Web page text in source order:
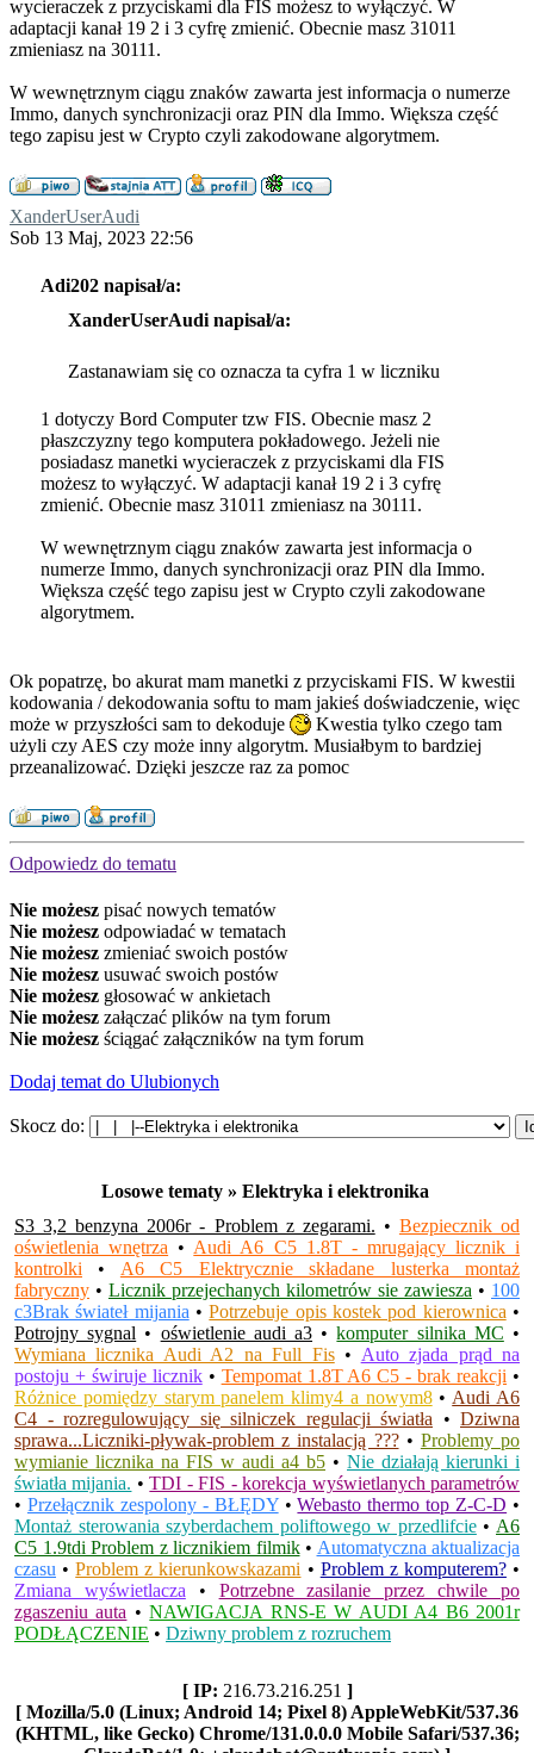
wycieraczek z przyciskami dla FIS możesz to wyłączyć. W
adaptacji kanał 19 2 i 3 cyfrę zmienić. Obecnie masz 31011
zmieniasz na 30111.
W wewnętrznym ciągu znaków zawarta jest informacja o numerze
Immo, danych synchronizacji oraz PIN dla Immo. Większa część
tego zapisu jest w Crypto czyli zakodowane algorytmem.
XanderUserAudi
Sob 13 Maj, 2023 22:56
Adi202 napisał/a:
XanderUserAudi napisał/a:
Zastanawiam się co oznacza ta cyfra 1 w liczniku
1 dotyczy Bord Computer tzw FIS. Obecnie masz 2
płaszczyzny tego komputera pokładowego. Jeżeli nie
posiadasz manetki wycieraczek z przyciskami dla FIS
możesz to wyłączyć. W adaptacji kanał 19 2 i 3 cyfrę
zmienić. Obecnie masz 31011 zmieniasz na 30111.
W wewnętrznym ciągu znaków zawarta jest informacja o
numerze Immo, danych synchronizacji oraz PIN dla Immo.
Większa część tego zapisu jest w Crypto czyli zakodowane
algorytmem.
Ok popatrzę, bo akurat mam manetki z przyciskami FIS. W kwestii
kodowania / dekodowania softu to mam jakieś doświadczenie, więc
może w przyszłości sam to dekoduje
Kwestia tylko czego tam
użyli czy AES czy może inny algorytm. Musiałbym to bardziej
przeanalizować. Dzięki jeszcze raz za pomoc
Odpowiedz do tematu
Nie możesz pisać nowych tematów
Nie możesz odpowiadać w tematach
Nie możesz zmieniać swoich postów
Nie możesz usuwać swoich postów
Nie możesz głosować w ankietach
Nie możesz załączać plików na tym forum
Nie możesz ściągać załączników na tym forum
Dodaj temat do Ulubionych
Skocz do:
Losowe tematy » Elektryka i elektronika
S3 3,2 benzyna 2006r - Problem z zegarami. • Bezpiecznik od
oświetlenia wnętrza • Audi A6 C5 1.8T - mrugający licznik i
kontrolki • A6 C5 Elektrycznie składane lusterka montaż
fabryczny • Licznik przejechanych kilometrów sie zawiesza • 100
c3Brak świateł mijania •Potrzebuje opis kostek pod kierownica •
Potrojny sygnal • oświetlenie audi a3 •komputer silnika MC •
Wymiana licznika Audi A2 na Full Fis• Auto zjada prąd na
postoju + świruje licznik• Tempomat 1.8T A6 C5 - brak reakcji •
Różnice pomiędzy starym panelem klimy4 a nowym8• Audi A6
C4 - rozregulowujący się silniczek regulacji światła • Dziwna
sprawa...Liczniki-pływak-problem z instalacją ???• Problemy po
wymianie licznika na FIS w audi a4 b5 • Nie działają kierunki i
światła mijania. •TDI - FIS - korekcja wyświetlanych parametrów
• Przełącznik zespolony - BŁĘDY•Webasto thermo top Z-C-D •
Montaż sterowania szyberdachem poliftowego w przedlifcie• A6
C5 1.9tdi Problem z licznikiem filmik• Automatyczna aktualizacja
czasu •Problem z kierunkowskazami • Problem z komputerem?•
Zmiana wyświetlacza • Potrzebne zasilanie przez chwile po
zgaszeniu auta •NAWIGACJA RNS-E W AUDI A4 B6 2001r
PODŁĄCZENIE • Dziwny problem z rozruchem
[ IP: 216.73.216.251 ]
[ Mozilla/5.0 (Linux; Android 14; Pixel 8) AppleWebKit/537.36
(KHTML, like Gecko) Chrome/131.0.0.0 Mobile Safari/537.36;